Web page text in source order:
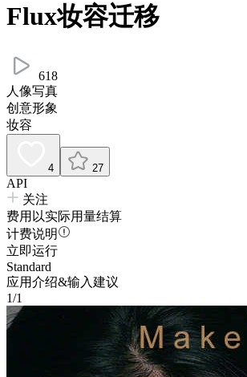
Flux妆容迁移
618
人像写真
创意形象
妆容
4 27
API
关注
费用以实际用量结算
计费说明
立即运行
Standard
应用介绍&输入建议
1/1